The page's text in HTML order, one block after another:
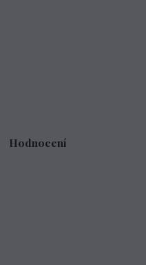
Hodnocení